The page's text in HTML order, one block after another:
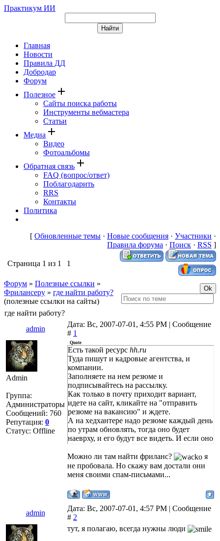
Практикум ИИ
Главная
Новости
Правила ДД
Добродар
Форум
Полезное add
Сайты поиска работы
Инструменты вебмастера
Статьи
Медиа add
Видео
Фотоальбомы
Обратная связь add
FAQ (вопрос/ответ)
Поблагодарить
RRS
Контакты
Политика
[ Обновленные темы · Новые сообщения · Участники ·
Правила форума · Поиск · RSS ]
Страница 1 из 1 1
Форум » Полезные ссылки »
Фрилансеру » где найти работу?
(полезные ссылки на сайты)
где найти работу?
admin
Дата: Вс, 2007-07-01, 4:55 PM | Сообщение
# 1
Admin
Группа:
Администраторы
Сообщений: 760
Репутация: 0
Статус: Offline
Quote
Есть такой ресурс hh.ru
Туда пишут и кадровые агентства, и
компании.
Заполняете на нем резюме и
подписывайтесь на рассылку.
Как только в почту приходит вариант,
идете на сайт, кликайте на "отправить
резюме на вакансию" и ждете.
А на хедхантере надо резюме каждый день
по утрам обновлять, тогда оно будет
наеврху, и его будут все видеть. И если оно
Можно ли там найти фриланс?
я
не пробовала. Но скажу вам достали они
меня своими спам-письмами...
admin
Дата: Вс, 2007-07-01, 4:57 PM | Сообщение
# 2
тут, я полагаю, всегда нужны люди